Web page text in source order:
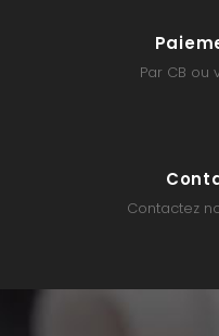
Par CB
Contactez